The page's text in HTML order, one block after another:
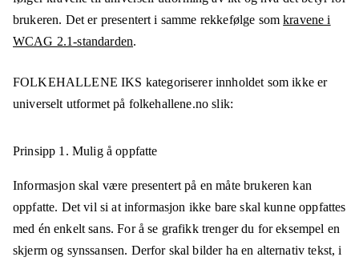
brukeren. Det er presentert i samme rekkefølge somkravene i
WCAG 2.1-standarden.
FOLKEHALLENE IKS kategoriserer innholdet som ikke er
universelt utformet på folkehallene.no slik:
Prinsipp 1. Mulig å oppfatte
Informasjon skal være presentert på en måte brukeren kan
oppfatte. Det vil si at informasjon ikke bare skal kunne oppfattes
med én enkelt sans. For å se grafikk trenger du for eksempel en
skjerm og synssansen. Derfor skal bilder ha en alternativ tekst, i